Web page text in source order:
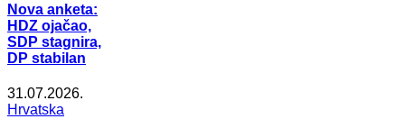
Nova anketa:
HDZ ojačao,
SDP stagnira,
DP stabilan
31.07.2026.
Hrvatska